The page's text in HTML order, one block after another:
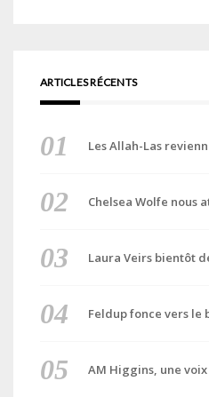
ARTICLES RÉCENTS
Les Allah-Las
Chelsea Wolfe nous
Laura Veirs bientôt
Feldup fonce vers le
AM Higgins, une